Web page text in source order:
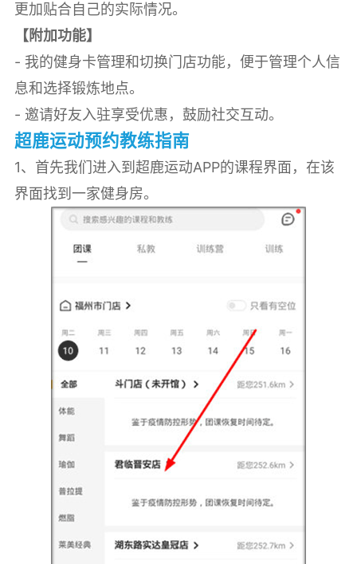
更加贴合自己的实际情况。
【附加功能】
- 我的健身卡管理和切换门店功能，便于管理个人信
息和选择锻炼地点。
- 邀请好友入驻享受优惠，鼓励社交互动。
超鹿运动预约教练指南
1、首先我们进入到超鹿运动APP的课程界面，在该
界面找到一家健身房。